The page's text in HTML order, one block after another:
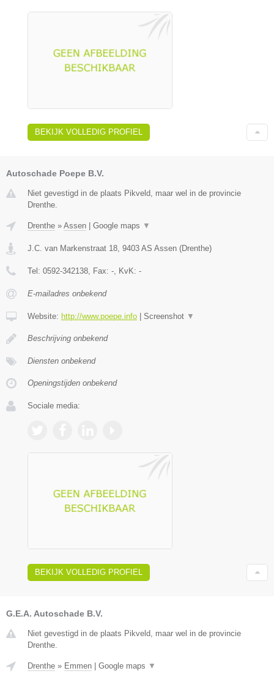
BEKIJK VOLLEDIG PROFIEL
Autoschade Poepe B.V.
Niet gevestigd in de plaats Pikveld, maar wel in de provincie
Drenthe.
Drenthe » Assen | Google maps ▼
J.C. van Markenstraat 18 9403 AS Assen (Drenthe)
Tel: 0592-342138 , Fax: - , KvK: -
E-mailadres onbekend
Website: http://www.poepe.info | Screenshot ▼
Beschrijving onbekend
Diensten onbekend
Openingstijden onbekend
Sociale media:
BEKIJK VOLLEDIG PROFIEL
G.E.A. Autoschade B.V.
Niet gevestigd in de plaats Pikveld, maar wel in de provincie
Drenthe.
Drenthe » Emmen Google maps ▼